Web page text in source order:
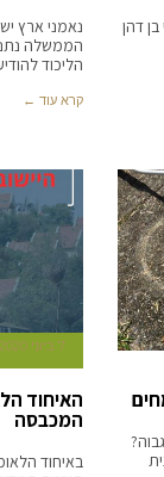
דהן
נאמני ארץ
הממשלה
הליכוד
קרא עוד ←
7 ביוני 2020
האיחוד
המכבסה
באיחוד